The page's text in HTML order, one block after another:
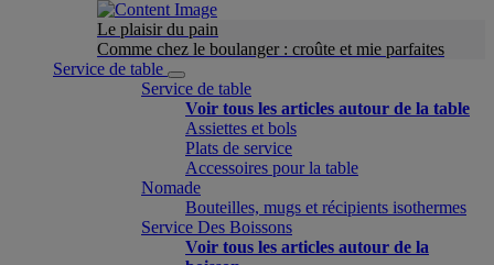
Le plaisir du pain
Comme chez le boulanger : croûte et mie parfaites
Service de table
Service de table
Voir tous les articles autour de la table
Assiettes et bols
Plats de service
Accessoires pour la table
Nomade
Bouteilles, mugs et récipients isothermes
Service Des Boissons
Voir tous les articles autour de la